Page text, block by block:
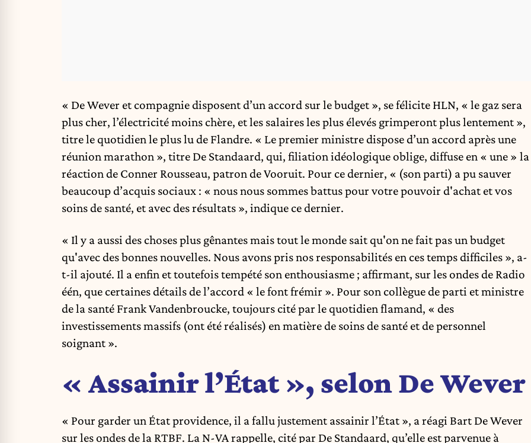
« De Wever et compagnie disposent d’un accord sur le budget », se félicite HLN, « le gaz sera
plus cher, l’électricité moins chère, et les salaires les plus élevés grimperont plus lentement »,
titre le quotidien le plus lu de Flandre. « Le premier ministre dispose d’un accord après une
réunion marathon », titre De Standaard, qui, filiation idéologique oblige, diffuse en « une » la
réaction de Conner Rousseau, patron de Vooruit. Pour ce dernier, « (son parti) a pu sauver
beaucoup d’acquis sociaux : « nous nous sommes battus pour votre pouvoir d'achat et vos
soins de santé, et avec des résultats », indique ce dernier.
« Il y a aussi des choses plus gênantes mais tout le monde sait qu'on ne fait pas un budget
qu'avec des bonnes nouvelles. Nous avons pris nos responsabilités en ces temps difficiles », a-
t-il ajouté. Il a enfin et toutefois tempété son enthousiasme ; affirmant, sur les ondes de Radio
één, que certaines détails de l’accord « le font frémir ». Pour son collègue de parti et ministre
de la santé Frank Vandenbroucke, toujours cité par le quotidien flamand, « des
investissements massifs (ont été réalisés) en matière de soins de santé et de personnel
soignant ».
« Assainir l’État », selon De Wever
« Pour garder un État providence, il a fallu justement assainir l’État », a réagi Bart De Wever
sur les ondes de la RTBF. La N-VA rappelle, cité par De Standaard, qu’elle est parvenue à